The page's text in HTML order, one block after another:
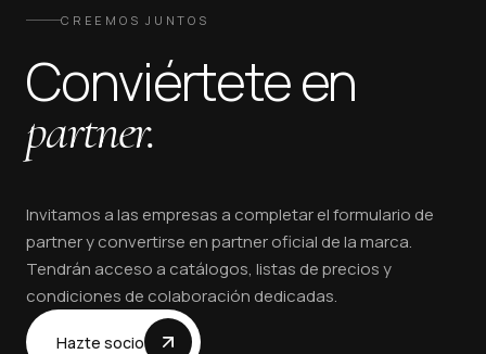
CREEMOS JUNTOS
Conviértete en
partner.
Invitamos a las empresas a completar el formulario de
partner y convertirse en partner oficial de la marca.
Tendrán acceso a catálogos, listas de precios y
condiciones de colaboración dedicadas.
Hazte socio